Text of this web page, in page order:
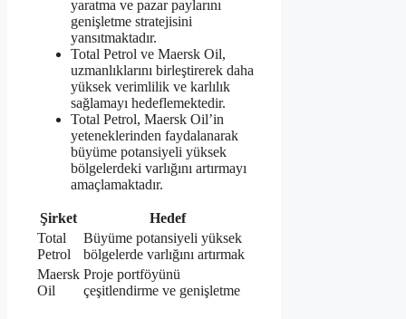
yaratma ve pazar paylarını
genişletme stratejisini
yansıtmaktadır.
Total Petrol ve Maersk Oil,
uzmanlıklarını birleştirerek daha
yüksek verimlilik ve karlılık
sağlamayı hedeflemektedir.
Total Petrol, Maersk Oil’in
yeteneklerinden faydalanarak
büyüme potansiyeli yüksek
bölgelerdeki varlığını artırmayı
amaçlamaktadır.
Şirket
Hedef
Total
Petrol
Büyüme potansiyeli yüksek
bölgelerde varlığını artırmak
Maersk
Oil
Proje portföyünü
çeşitlendirme ve genişletme